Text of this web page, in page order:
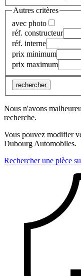
Autres critères
avec photo
réf. constructeur
réf. interne
prix minimum
prix maximum
rechercher
Nous n'avons
recherche.
Vous pouvez modifier
Dubourg Automobiles.
Rechercher une pièce